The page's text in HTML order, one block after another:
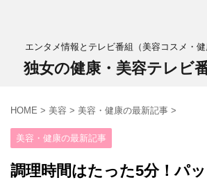
エンタメ情報とテレビ番組（美容コスメ・
独女の健康・美容テレビ
HOME > 美容 > 美容・健康の最新記事 >
美容・健康の最新記事
調理時間はたった5分！パ